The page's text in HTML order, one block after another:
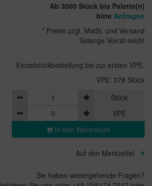
Ab 3000 Stück bis Palette(n)
bitte Anfragen
* Preise zzgl. MwSt. und Versand
Solange Vorrat reicht
Einzelstückbestellung bis zur ersten VPE.
VPE: 378 Stück
Stück
VPE
In den Warenkorb
Auf den Merkzettel
Sie haben weitergehende Fragen?